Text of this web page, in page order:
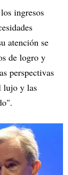
ingresos
atención se
de logro y
perspectivas
lujo y las